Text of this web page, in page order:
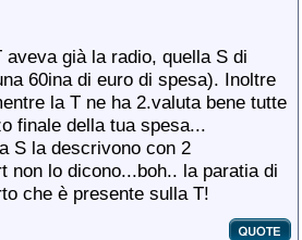
già la radio, quella S di
60ina di euro di spesa). Inoltre
la T ne ha 2.valuta bene tutte
finale della tua spesa...
S la descrivono con 2
non lo dicono...boh.. la paratia di
che è presente sulla T!